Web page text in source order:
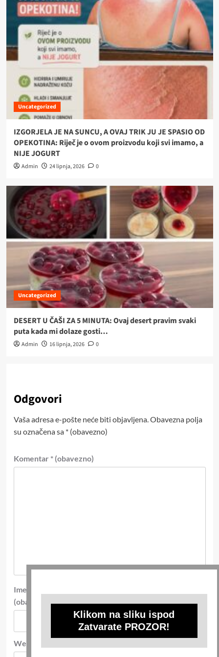
Uncategorized
IZGORJELA JE NA SUNCU, A OVAJ TRIK JU JE SPASIO OD
OPEKOTINA: Riječ je o ovom proizvodu koji svi imamo, a
NIJE JOGURT
Admin 24 lipnja, 2026 0
Uncategorized
DESERT U ČAŠI ZA 5 MINUTA: Ovaj desert pravim svaki
puta kada mi dolaze gosti…
Admin 16 lipnja, 2026 0
Odgovori
Vaša adresa e-pošte neće biti objavljena.Obavezna polja
su označena sa * (obavezno)
Komentar * (obavezno)
Ime
(obavezno)
(obavezno)
Web-stranica
Klikom na sliku ispod
Zatvarate PROZOR!